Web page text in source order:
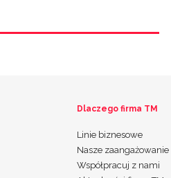
Dlaczego firma TM
Linie biznesowe
Nasze zaangażowanie
Współpracuj z nami